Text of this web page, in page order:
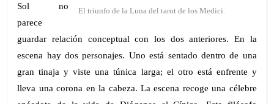
El triunfo de la Luna del tarot de los Medici.
Sol no
parece
guardar relación conceptual con los dos anteriores. En la
escena hay dos personajes. Uno está sentado dentro de una
gran tinaja y viste una túnica larga; el otro está enfrente y
lleva una corona en la cabeza. La escena recoge una célebre